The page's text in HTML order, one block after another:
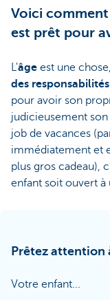
Voici
est prêt pour
L'âge est une
des responsabilités
pour avoir son
judicieusement
job de vacances
immédiatement et
plus gros cadeau),
enfant soit ouvert à
Prêtez attention
Votre enfant...